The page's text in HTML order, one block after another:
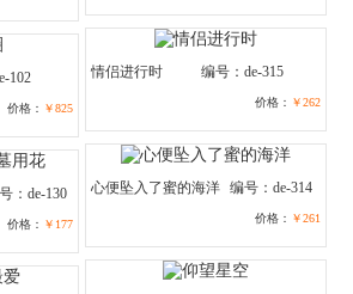
102
价格： ￥825
情侣进行时 编号：de-315
价格： ￥262
：de-130
价格： ￥177
心便坠入了蜜的海洋 编号：de-314
价格： ￥261